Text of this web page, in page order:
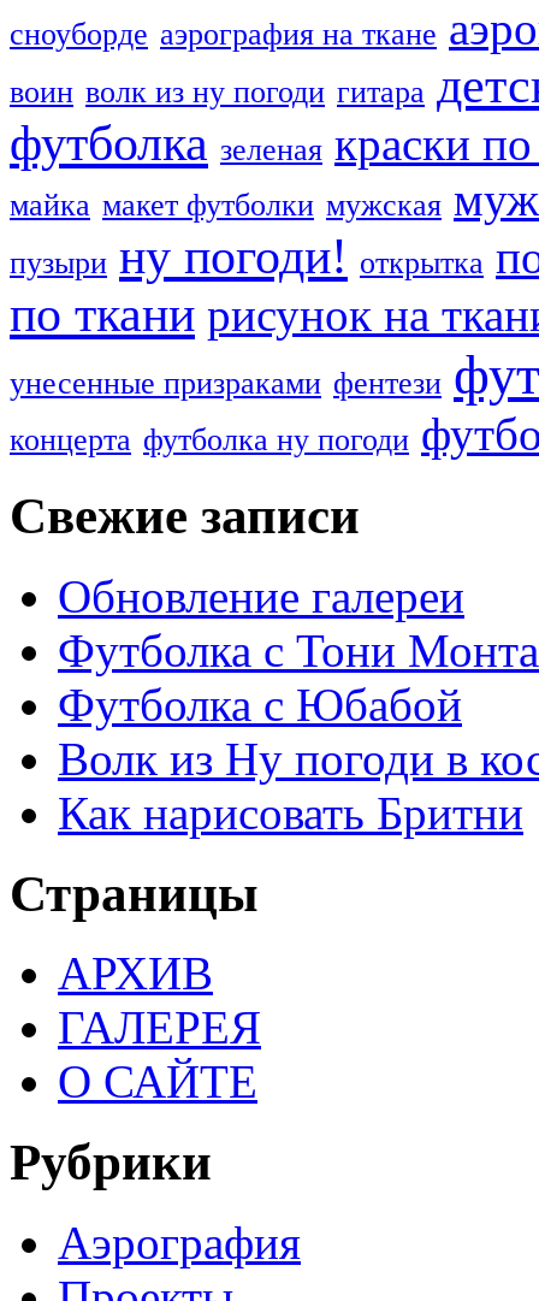
сноуборде аэрография на ткане
воин волк из ну погоди гитара
футболка зеленая краски
майка макет футболки мужская
пузыри ну погоди! открытка
по ткани рисунок на
унесенные призраками фентези
концерта футболка ну погоди
Свежие записи
Обновление галереи
Футболка с Тони
Футболка с Юбабой
Волк из Ну погоди в
Как нарисовать Бритни
Страницы
АРХИВ
ГАЛЕРЕЯ
О САЙТЕ
Рубрики
Аэрография